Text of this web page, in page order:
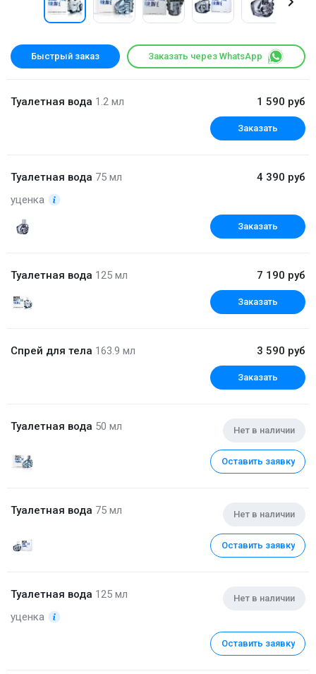
Быстрый заказ Заказать через WhatsApp
Туалетная вода 1.2 мл 1 590 руб
Заказать
Туалетная вода 75 мл
уценка
4 390 руб
Заказать
Туалетная вода 125 мл 7 190 руб
Заказать
Спрей для тела 163.9 мл 3 590 руб
Заказать
Туалетная вода 50 мл Нет в наличии
Оставить заявку
Туалетная вода 75 мл Нет в наличии
Оставить заявку
Туалетная вода 125 мл
уценка
Нет в наличии
Оставить заявку